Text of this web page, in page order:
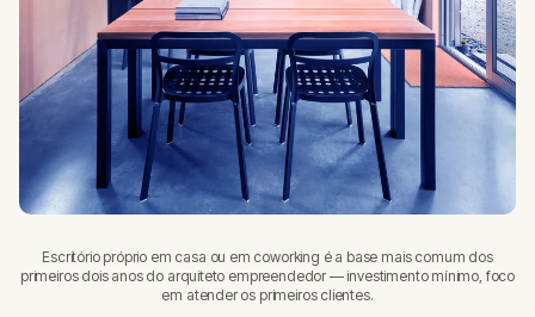
Escritório próprio em casa ou em coworking é a base mais comum dos
primeiros dois anos do arquiteto empreendedor — investimento mínimo, foco
em atender os primeiros clientes.